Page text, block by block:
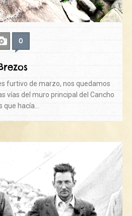
0
furtivo de marzo, nos quedamos
vías del muro principal del Cancho
que hacía…